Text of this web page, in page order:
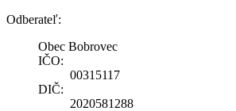
Odberateľ:
Obec Bobrovec
IČO:
00315117
DIČ:
2020581288